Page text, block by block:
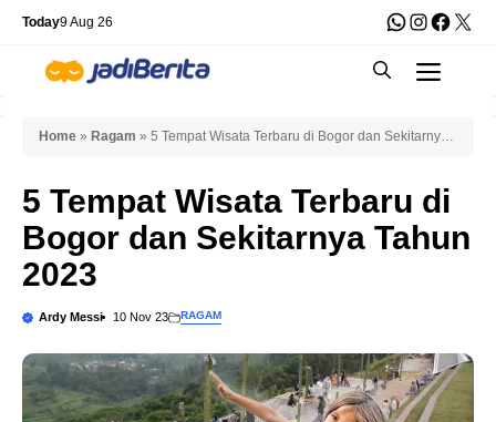
Skip
content
Today9 Aug 26 WhatsApp
X
Home » Ragam » 5 Tempat Wisata Terbaru di Bogor dan Sekitarnya
5 Tempat Wisata Terbaru di
Bogor dan Sekitarnya Tahun
2023
Ardy Messi 10 Nov 23 RAGAM